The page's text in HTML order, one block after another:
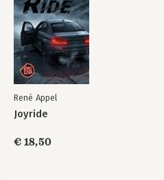
René Appel
Joyride
€ 18,50